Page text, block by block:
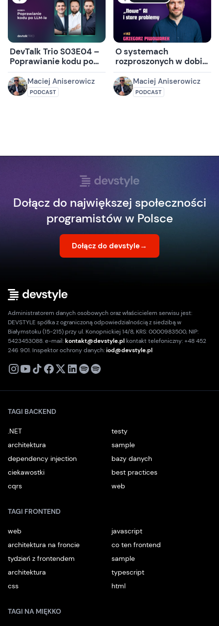
DevTalk Trio S03E04 –
Poprawianie kodu po
LLM-ie
Maciej Aniserowicz
PODCAST
O systemach
rozproszonych w dobie
AI z Grzegorzem
Piwowarkiem
Maciej Aniserowicz
PODCAST
Dołącz do największej społeczności
programistów w Polsce
Dołącz do devstyle→
Administratorem danych osobowych oraz właścicielem serwisu jest:
DEVSTYLE spółka z ograniczoną odpowiedzialnością z siedzibą w
Białymstoku (15-215) przy ul. Konopnickiej 14/8, KRS: 0000983500, NIP:
5423453088. e-mail:kontakt@devstyle.plkontakt telefoniczny: +48 452
246 901. Inspektor ochrony danych:iod@devstyle.pl
X
TAGI BACKEND
.NET
testy
architektura
sample
dependency injection
bazy danych
ciekawostki
best practices
cqrs
web
TAGI FRONTEND
web
javascript
architektura na froncie
co ten frontend
tydzień z frontendem
sample
architektura
typescript
css
html
TAGI NA MIĘKKO